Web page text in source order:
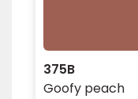
375B
Goofy peach